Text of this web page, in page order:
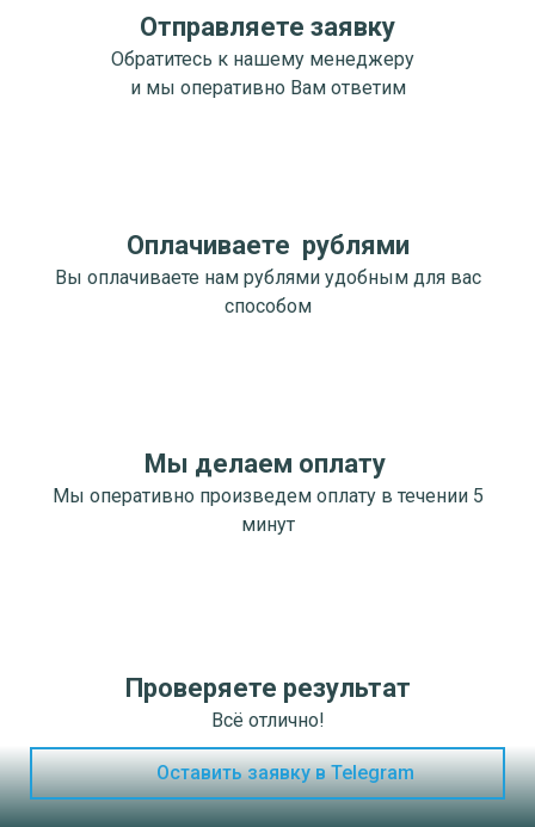
Отправляете заявку
Обратитесь к нашему менеджеру
и мы оперативно Вам ответим
Оплачиваете рублями
Вы оплачиваете нам рублями удобным для вас
способом
Мы делаем оплату
Мы оперативно произведем оплату в течении 5
минут
Проверяете результат
Всё отлично!
Оставить заявку в Telegram